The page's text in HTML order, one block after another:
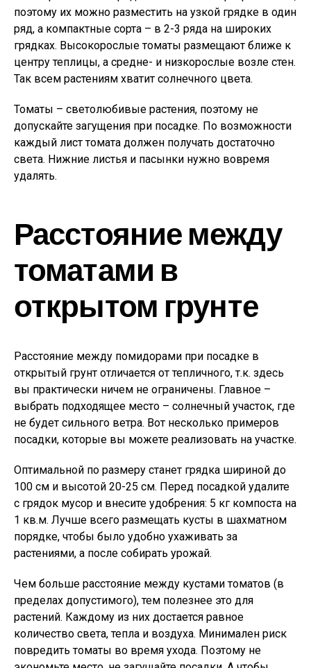
поэтому их можно разместить на узкой грядке в один
ряд, а компактные сорта – в 2-3 ряда на широких
грядках. Высокорослые томаты размещают ближе к
центру теплицы, а средне- и низкорослые возле стен.
Так всем растениям хватит солнечного цвета.
Томаты – светолюбивые растения, поэтому не
допускайте загущения при посадке. По возможности
каждый лист томата должен получать достаточно
света. Нижние листья и пасынки нужно вовремя
удалять.
Расстояние между
томатами в
открытом грунте
Расстояние между помидорами при посадке в
открытый грунт отличается от тепличного, т.к. здесь
вы практически ничем не ограничены. Главное –
выбрать подходящее место – солнечный участок, где
не будет сильного ветра. Вот несколько примеров
посадки, которые вы можете реализовать на участке.
Оптимальной по размеру станет грядка шириной до
100 см и высотой 20-25 см. Перед посадкой удалите
с грядок мусор и внесите удобрения: 5 кг компоста на
1 кв.м. Лучше всего размещать кусты в шахматном
порядке, чтобы было удобно ухаживать за
растениями, а после собирать урожай.
Чем больше расстояние между кустами томатов (в
пределах допустимого), тем полезнее это для
растений. Каждому из них достается равное
количество света, тепла и воздуха. Минимален риск
повредить томаты во время ухода. Поэтому не